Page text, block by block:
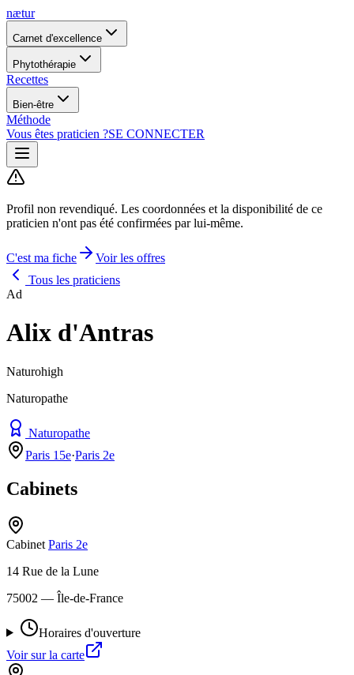
nætur
Carnet d'excellence
Phytothérapie
Recettes
Bien-être
Méthode
Vous êtes praticien ?SE CONNECTER
Profil non revendiqué. Les coordonnées et la disponibilité de ce
praticien n'ont pas été confirmées par lui-même.
C'est ma fiche
Voir les offres
Tous les praticiens
Ad
Alix d'Antras
Naturohigh
Naturopathe
Naturopathe
Paris 15e·Paris 2e
Cabinets
Cabinet Paris 2e
14 Rue de la Lune
75002 — Île-de-France
Horaires d'ouverture
Voir sur la carte